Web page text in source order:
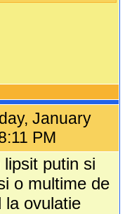
January
PM
putin si
o multime de
la ovulatie